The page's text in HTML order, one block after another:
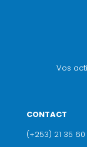
Vos
CONTACT
(+253) 21 35 60